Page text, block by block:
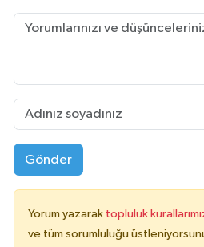
Gönder
Yorum yazarak topluluk
ve tüm sorumluluğu